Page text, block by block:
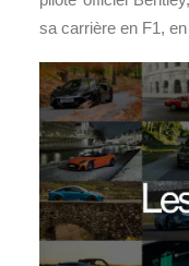
sa carrière en F1,